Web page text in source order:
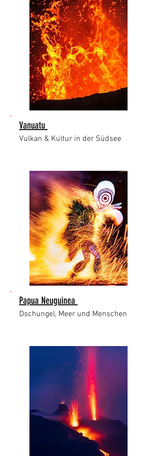
Vanuatu
Vulkan & Kultur in der Südsee
Papua Neuguinea
Dschungel, Meer und Menschen